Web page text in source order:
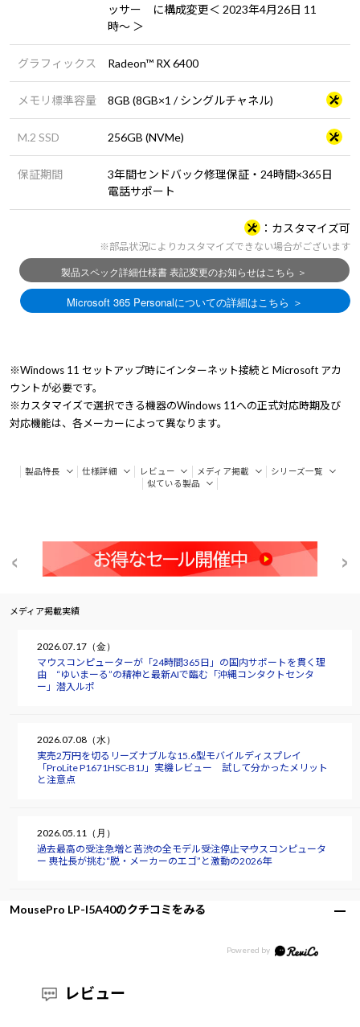
ッサー に構成変更＜ 2023年4月26日 11
時～ ＞
グラフィックス Radeon™ RX 6400
メモリ標準容量 8GB (8GB×1 / シングルチャネル)
M.2 SSD 256GB (NVMe)
保証期間
3年間センドバック修理保証・24時間×365日
電話サポート
カスタマイズ可
※部品状況によりカスタマイズできない場合がございます
※Windows 11 セットアップ時にインターネット接続と Microsoft アカ
ウントが必要です。
※カスタマイズで選択できる機器のWindows 11への正式対応時期及び
対応機能は、各メーカーによって異なります。
製品特長 仕様詳細 レビュー メディア掲載
シリーズ一覧
似ている製品
メディア掲載実績
2026.07.17（金）
マウスコンピューターが「24時間365日」の国内サポートを貫く理
由 “ゆいまーる”の精神と最新AIで臨む「沖縄コンタクトセンタ
ー」潜入ルポ
2026.07.08（水）
実売2万円を切るリーズナブルな15.6型モバイルディスプレイ
「ProLite P1671HSC-B1J」実機レビュー 試して分かったメリット
と注意点
2026.05.11（月）
過去最高の受注急増と苦渋の全モデル受注停止――マウスコンピュータ
ー 軣社長が挑む“脱・メーカーのエゴ”と激動の2026年
MousePro LP-I5A40のクチコミをみる
レビュー